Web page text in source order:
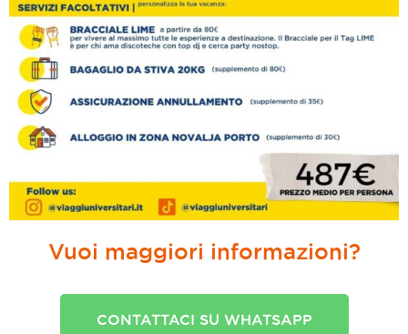
Vuoi maggiori informazioni?
CONTATTACI SU WHATSAPP